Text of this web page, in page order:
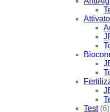
Test (6)